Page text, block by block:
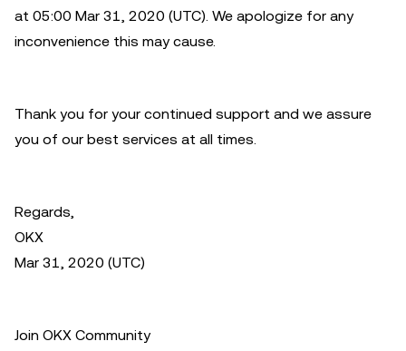
at 05:00 Mar 31, 2020 (UTC). We apologize for any
inconvenience this may cause.
Thank you for your continued support and we assure
you of our best services at all times.
Regards,
OKX
Mar 31, 2020 (UTC)
Join OKX Community